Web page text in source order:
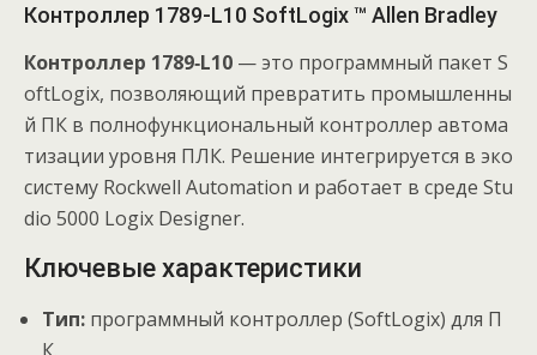
Контроллер 1789-L10 SoftLogix ™ Allen Bradley
Контроллер 1789‑L10 — это программный пакет S
oftLogix, позволяющий превратить промышленны
й ПК в полнофункциональный контроллер автома
тизации уровня ПЛК. Решение интегрируется в эко
систему Rockwell Automation и работает в среде Stu
dio 5000 Logix Designer.
Ключевые характеристики
Тип: программный контроллер (SoftLogix) для П